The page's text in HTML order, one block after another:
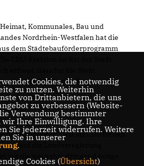
Kommunales, Bau und
Nordrhein-Westfalen hat die
dem Städtebauförderprogramm
erfreut, dass für die Stadt
von 10,053 Millionen Euro zur
„Wir als CDU freuen
uns auf die Landesregierung
wir die weiterhin dringend nötige
Cookies, die notwendig
zu nutzen. Weiterhin
von Drittanbietern, die uns
zu verbessern (Website-
Verwendung bestimmter
wir Ihre Einwilligung. Ihre
Sie jederzeit widerrufen. Weitere
Sie in unserer
.
Cookies (Übersicht)